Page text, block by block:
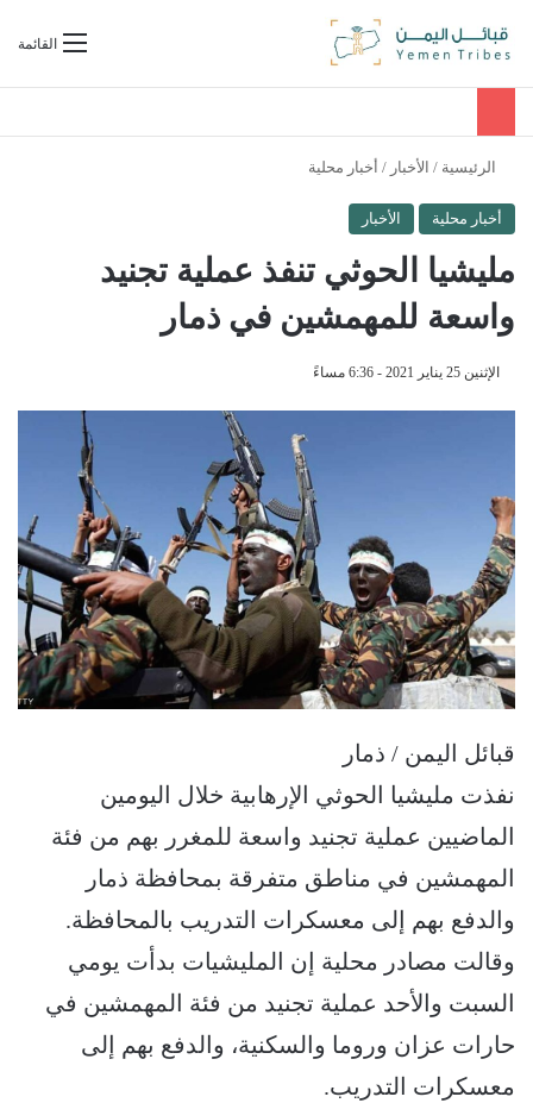
القائمةبحث عن
الرئيسية / الأخبار / أخبار محلية
أخبار محلية الأخبار
مليشيا الحوثي تنفذ عملية تجنيد
واسعة للمهمشين في ذمار
الإثنين 25 يناير 2021 - 6:36 مساءً
قبائل اليمن / ذمار
نفذت مليشيا الحوثي الإرهابية خلال اليومين
الماضيين عملية تجنيد واسعة للمغرر بهم من فئة
المهمشين في مناطق متفرقة بمحافظة ذمار
والدفع بهم إلى معسكرات التدريب بالمحافظة.
وقالت مصادر محلية إن المليشيات بدأت يومي
السبت والأحد عملية تجنيد من فئة المهمشين في
حارات عزان وروما والسكنية، والدفع بهم إلى
معسكرات التدريب.